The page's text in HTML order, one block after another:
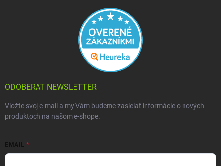
ODOBERAŤ NEWSLETTER
Vložte svoj e-mail a my Vám budeme zasielať informácie o nových
produktoch na našom e-shope.
EMAIL